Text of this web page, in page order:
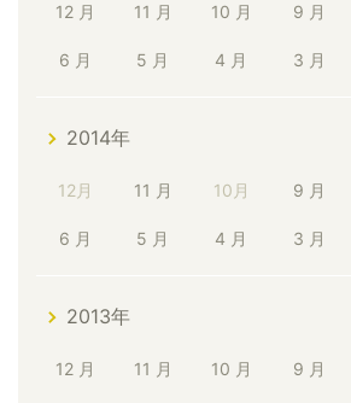
12 月 11 月 10 月 9 月
6 月 5 月 4 月 3 月
2014年
12月 11 月 10月 9 月
6 月 5 月 4 月 3 月
2013年
12 月 11 月 10 月 9 月